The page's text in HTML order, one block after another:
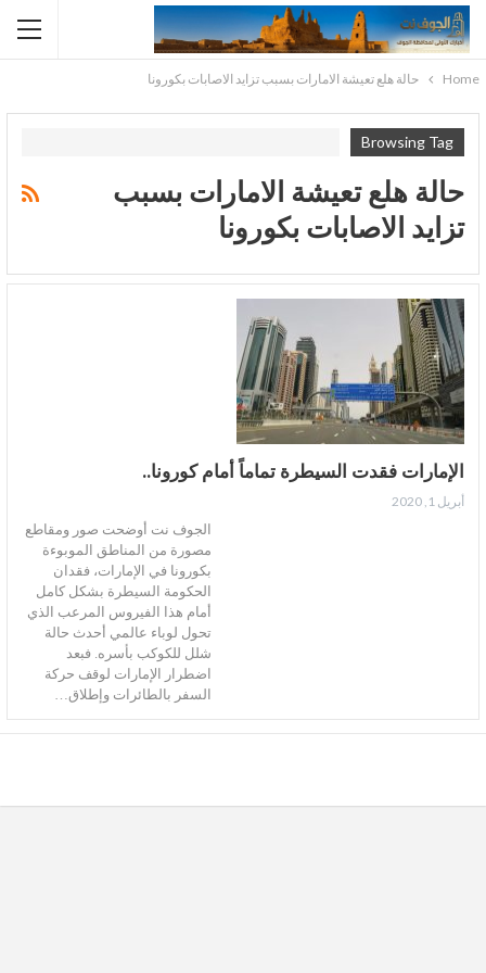
Home حالة هلع تعيشة الامارات بسبب تزايد الاصابات بكورونا
Browsing Tag
حالة هلع تعيشة الامارات بسبب
تزايد الاصابات بكورونا
الإمارات فقدت السيطرة تماماً أمام كورونا..
أبريل 1, 2020
الجوف نت أوضحت صور ومقاطع
مصورة من المناطق الموبوءة
بكورونا في الإمارات، فقدان
الحكومة السيطرة بشكل كامل
أمام هذا الفيروس المرعب الذي
تحول لوباء عالمي أحدث حالة
شلل للكوكب بأسره. فبعد
اضطرار الإمارات لوقف حركة
السفر بالطائرات وإطلاق…